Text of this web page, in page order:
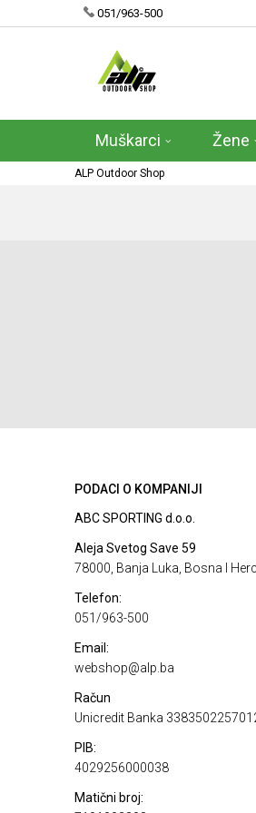
051/963-500
Muškarci Žene
ALP Outdoor Shop
PODACI O KOMPANIJI
ABC SPORTING d.o.o.
Aleja Svetog Save 59
78000, Banja Luka, Bosna I
Telefon:
051/963-500
Email:
webshop@alp.ba
Račun
Unicredit Banka
PIB:
4029256000038
Matični broj: